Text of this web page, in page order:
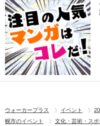
ウォーカープラス イベント
幌市のイベント
文化・芸術・スポ